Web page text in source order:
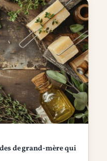
de grand-mère qui